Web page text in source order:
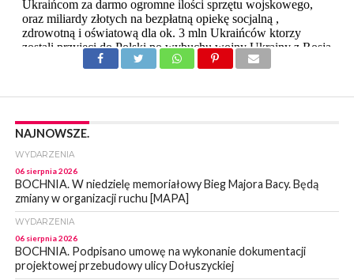
NAJNOWSZE.
WYDARZENIA
06 sierpnia 2026
BOCHNIA. W niedzielę memoriałowy Bieg Majora Bacy. Będą
zmiany w organizacji ruchu [MAPA]
WYDARZENIA
06 sierpnia 2026
BOCHNIA. Podpisano umowę na wykonanie dokumentacji
projektowej przebudowy ulicy Dołuszyckiej